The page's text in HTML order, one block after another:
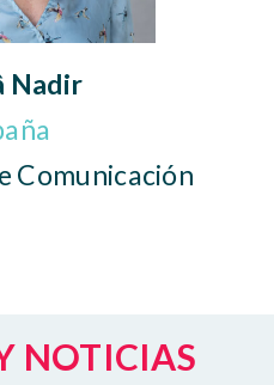
Nadir
Comunicación
NOTICIAS